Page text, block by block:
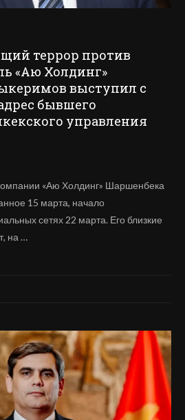
террор против
«Аю Холдинг»
выступил с
бывшего
управления
«Аю Холдинг» Шаршенбека
15 марта, начало
сетях 22 марта. Его близкие
на …